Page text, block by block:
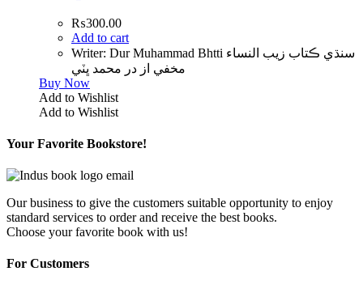
₨300.00
Add to cart
Writer: Dur Muhammad Bhtti سنڌي ڪتاب زيب النساء
مخفي از در محمد ڀٽي
Buy Now
Add to Wishlist
Add to Wishlist
Your Favorite Bookstore!
Our business to give the customers suitable opportunity to enjoy
standard services to order and receive the best books.
Choose your favorite book with us!
For Customers